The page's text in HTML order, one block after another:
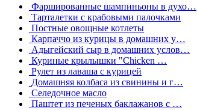
Фаршированные шампиньоны в духо…
Тарталетки с крабовыми палочками
Постные овощные котлеты
Карпаччо из курицы в домашних у…
Адыгейский сыр в домашних услов…
Куриные крылышки "Chicken …
Рулет из лаваша с курицей
Домашняя колбаса из свинины и г…
Селедочное масло
Паштет из печеных баклажанов с …